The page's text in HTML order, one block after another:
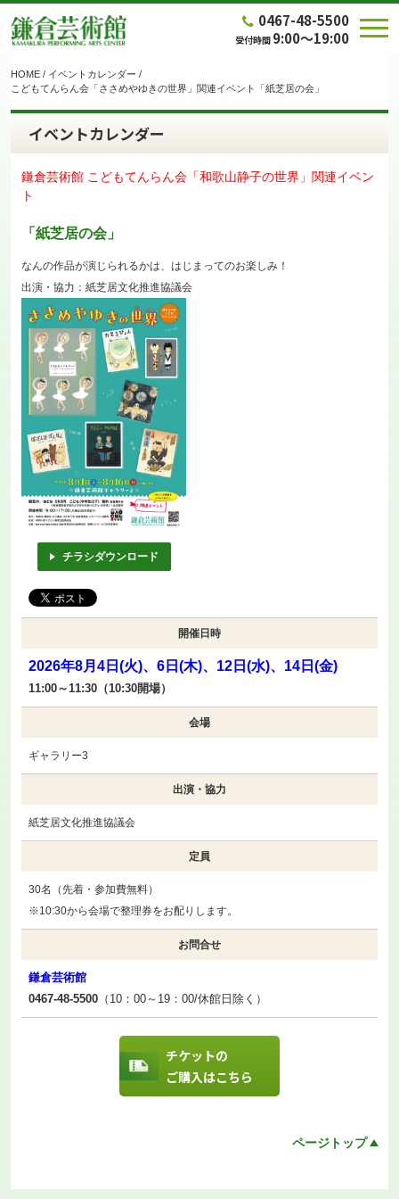
0467-48-5500
受付時間 9:00～19:00
HOME / イベントカレンダー /
こどもてんらん会「ささめやゆきの世界」関連イベント「紙芝居の会」
チケットの
ご購入はこちら
イベントカレンダー
鎌倉芸術館 こどもてんらん会「和歌山静子の世界」関連イベン
ト
「紙芝居の会」
なんの作品が演じられるかは、はじまってのお楽しみ！
出演・協力：紙芝居文化推進協議会
チラシダウンロード
開催日時
2026年8月4日(火)、6日(木)、12日(水)、14日(金)
11:00～11:30（10:30開場）
会場
ギャラリー3
出演・協力
紙芝居文化推進協議会
定員
30名（先着・参加費無料）
※10:30から会場で整理券をお配りします。
お問合せ
鎌倉芸術館
0467-48-5500 （10：00～19：00/休館日除く）
ページトップ